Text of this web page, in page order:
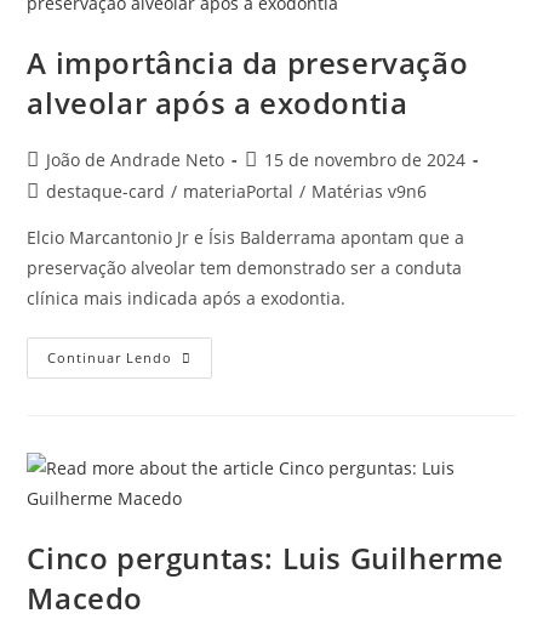
A importância da preservação
alveolar após a exodontia
João de Andrade Neto
15 de novembro de 2024
destaque-card / materiaPortal / Matérias v9n6
Elcio Marcantonio Jr e Ísis Balderrama apontam que a
preservação alveolar tem demonstrado ser a conduta
clínica mais indicada após a exodontia.
Continuar Lendo
Cinco perguntas: Luis Guilherme
Macedo